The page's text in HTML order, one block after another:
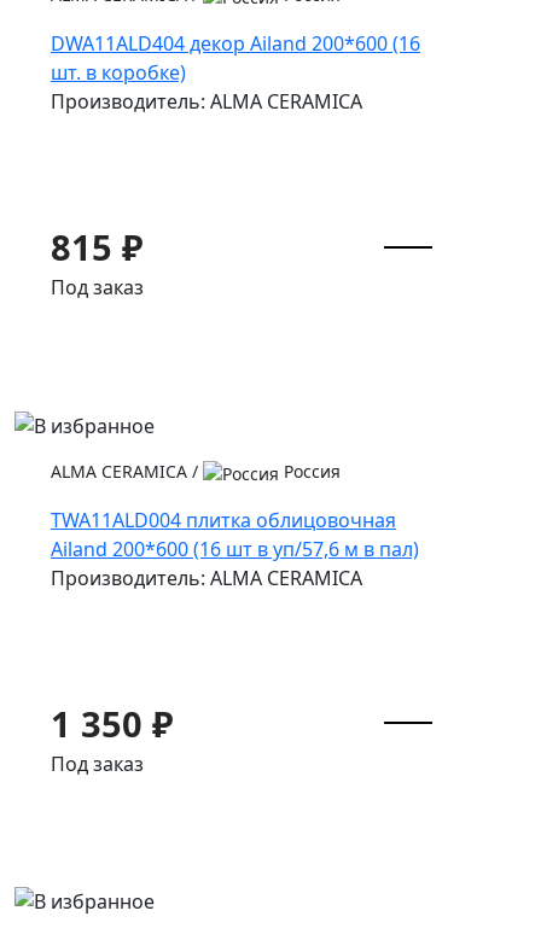
DWA11ALD404 декор Ailand 200*600 (16
шт. в коробке)
Производитель: ALMA CERAMICA
815 ₽
Под заказ
ALMA CERAMICA / Россия
TWA11ALD004 плитка облицовочная
Ailand 200*600 (16 шт в уп/57,6 м в пал)
Производитель: ALMA CERAMICA
1 350 ₽
Под заказ